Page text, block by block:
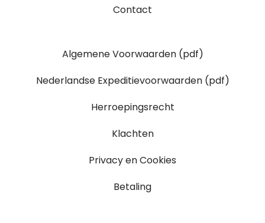
Contact
Algemene Voorwaarden (pdf)
Nederlandse Expeditievoorwaarden (pdf)
Herroepingsrecht
Klachten
Privacy en Cookies
Betaling